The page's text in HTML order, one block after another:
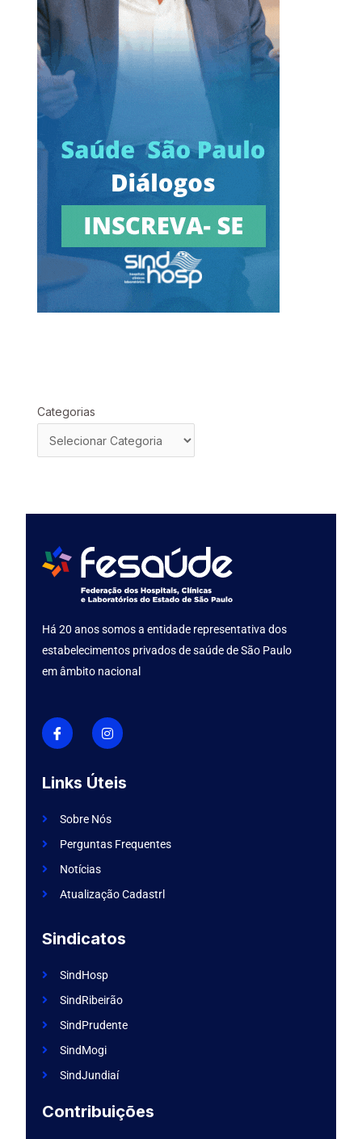
Categorias
Há 20 anos somos a entidade representativa dos
estabelecimentos privados de saúde de São Paulo
em âmbito nacional
I
c
o
n
f
a
e
o
k
I
n
s
t
g
r
m
Links Úteis
Sobre Nós
Perguntas Frequentes
Notícias
Atualização Cadastrl
Sindicatos
SindHosp
SindRibeirão
SindPrudente
SindMogi
SindJundiaí
Contribuições